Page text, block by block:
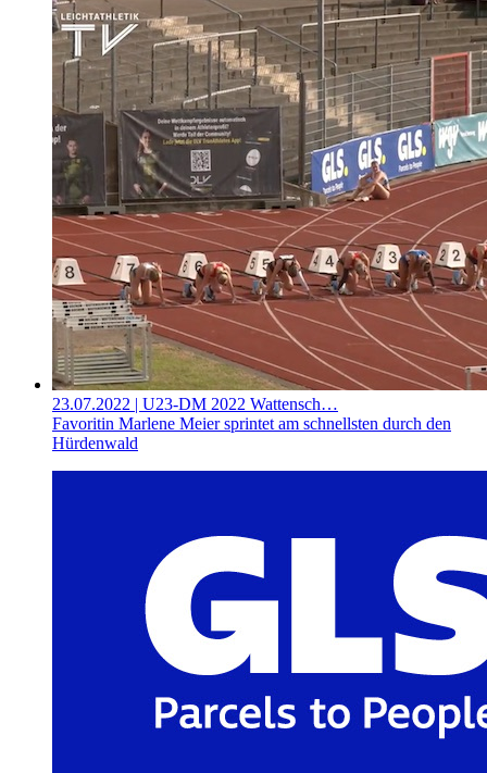
23.07.2022 | U23-DM 2022 Wattensch…
Favoritin Marlene Meier sprintet am schnellsten durch den
Hürdenwald